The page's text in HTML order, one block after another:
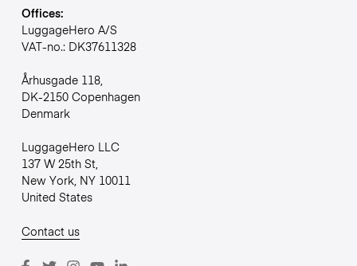
Offices:
LuggageHero A/S
VAT-no.: DK37611328
Århusgade 118,
DK-2150 Copenhagen
Denmark
LuggageHero LLC
137 W 25th St,
New York, NY 10011
United States
Contact us